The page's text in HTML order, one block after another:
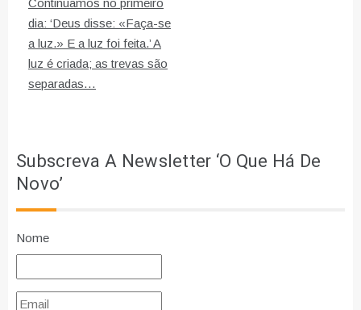
artigos
Continuamos no primeiro
dia: ‘Deus disse: «Faça-se
a luz.» E a luz foi feita.’ A
luz é criada; as trevas são
separadas…
Subscreva A Newsletter ‘O Que Há De
Novo’
Nome